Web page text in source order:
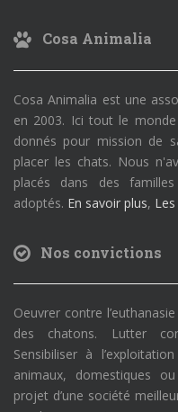
Cosa Animalia
Cosa Animalia est une
en 2003. Ici tout le
donnés pour mission de
placer les chats. Nous
placés dans des
adoptés. En savoir plus,
Nos convictions
Oeuvrer contre
des chatons. Lutter
Sensibiliser à
animaux, domestiques
projet d’une société